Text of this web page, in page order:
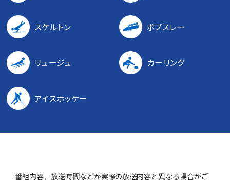
スケルトン ボブスレー
リュージュ カーリング
アイスホッケー
番組内容、放送時間などが実際の放送内容と異なる場合がご